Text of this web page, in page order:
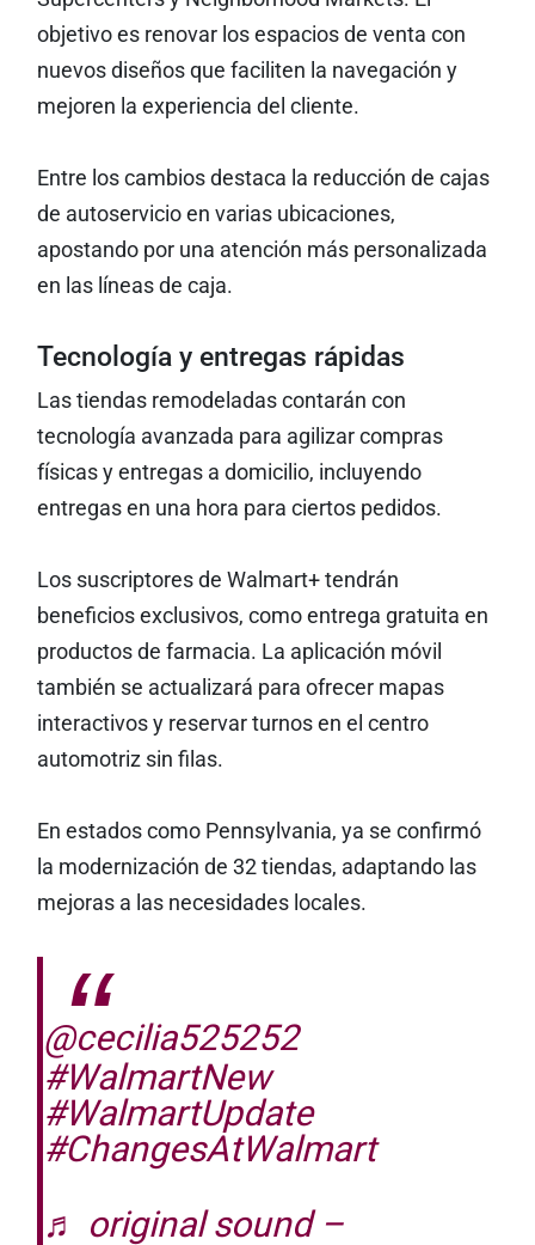
objetivo es renovar los espacios de venta con
nuevos diseños que faciliten la navegación y
mejoren la experiencia del cliente.
Entre los cambios destaca la reducción de cajas
de autoservicio en varias ubicaciones,
apostando por una atención más personalizada
en las líneas de caja.
Tecnología y entregas rápidas
Las tiendas remodeladas contarán con
tecnología avanzada para agilizar compras
físicas y entregas a domicilio, incluyendo
entregas en una hora para ciertos pedidos.
Los suscriptores de Walmart+ tendrán
beneficios exclusivos, como entrega gratuita en
productos de farmacia. La aplicación móvil
también se actualizará para ofrecer mapas
interactivos y reservar turnos en el centro
automotriz sin filas.
En estados como Pennsylvania, ya se confirmó
la modernización de 32 tiendas, adaptando las
mejoras a las necesidades locales.
@cecilia525252
#WalmartNew
#WalmartUpdate
#ChangesAtWalmart
♬ original sound –